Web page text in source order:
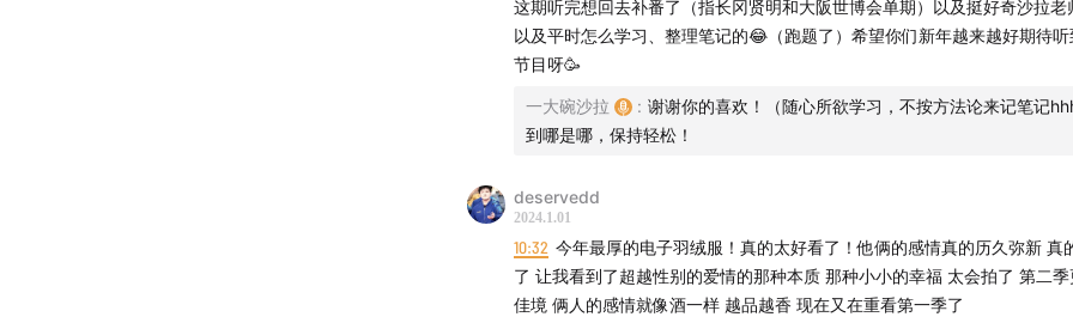
这期听完想回去补番了（指长冈贤明和大阪世博会单期）以及挺好奇沙拉老
以及平时怎么学习、整理笔记的😂（跑题了）希望你们新年越来越好期待
节目呀🥳
一大碗沙拉 : 谢谢你的喜欢！（随心所欲学习，不按方法论来记笔记
到哪是哪，保持轻松！
deservedd
2024.1.01
10:32 今年最厚的电子羽绒服！真的太好看了！他俩的感情真的历久弥新 真
了 让我看到了超越性别的爱情的那种本质 那种小小的幸福 太会拍了 第二季
佳境 俩人的感情就像酒一样 越品越香 现在又在重看第一季了